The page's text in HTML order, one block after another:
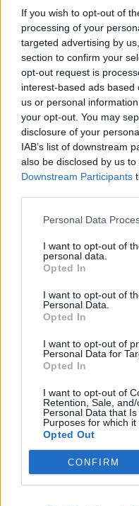
If you wish to opt-out of
processing of your
targeted advertising by
section to confirm your
opt-out request is
interest-based ads
us or personal
your opt-out. You may
disclosure of your
IAB’s list of downstream
also be disclosed by us
Downstream Participants
Personal Data
I want to opt-out of
personal data.
Opted In
I want to opt-out of
Personal Data.
Opted In
I want to opt-out of
Personal Data for
Opted In
I want to opt-out of
Retention, Sale,
Personal Data that
Purposes for which it
Opted Out
CONFIRM
στρατεύσιμοι
Σημείωμα Κατάταξης.
Πηγή: Γενικό
Ακολουθήστε
Newsκαι
για την άμυνα.
ΕΝΟΠΛΕΣ ΔΥΝΑΜΕΙΣ